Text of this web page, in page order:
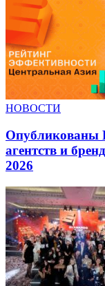
НОВОСТИ
Опубликованы
агентств и
2026